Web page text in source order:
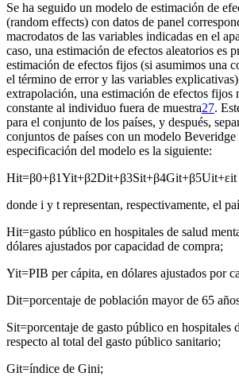
Se ha seguido un modelo de estimación de
(random effects) con datos de panel
macrodatos de las variables indicadas en el
caso, una estimación de efectos aleatorios es
estimación de efectos fijos (si asumimos una
el término de error y las variables
extrapolación, una estimación de efectos fijos
constante al individuo fuera de muestra27.
para el conjunto de los países, y después,
conjuntos de países con un modelo
especificación del modelo es la siguiente:
Hit=β0+β1Yit+β2Dit+β3Sit+β4Git+β5Uit+ɛit
donde i y t representan, respectivamente, el
Hit=gasto público en hospitales de salud
dólares ajustados por capacidad de compra;
Yit=PIB per cápita, en dólares ajustados por
Dit=porcentaje de población mayor de 65
Sit=porcentaje de gasto público en hospitales
respecto al total del gasto público sanitario;
Git=índice de Gini;